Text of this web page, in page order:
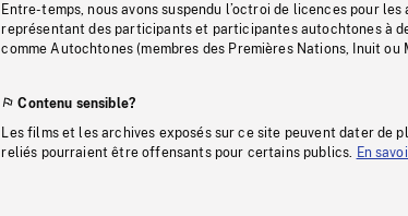
Entre-temps, nous avons suspendu l’octroi de licences pour
représentant des participants et participantes autochtones à
comme Autochtones (membres des Premières Nations, Inuit ou
Contenu sensible?
Les films et les archives exposés sur ce site peuvent dater de
reliés pourraient être offensants pour certains publics.
En